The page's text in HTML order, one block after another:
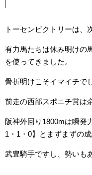
トーセンビクトリーは、
有力馬たちは休み明けの
を使ってきました。
骨折明けこそイマイチで
前走の西部スポニチ賞は
阪神外回り1800mは瞬発
1・1・0】とまずまずの成
武豊騎手ですし、勢いも